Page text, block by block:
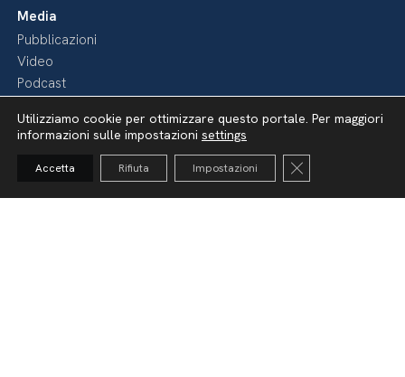
Media
Pubblicazioni
Video
Podcast
Utilizziamo cookie per ottimizzare questo portale. Per maggiori
informazioni sulle impostazioni settings
Accetta Rifiuta Impostazioni Close GDPR